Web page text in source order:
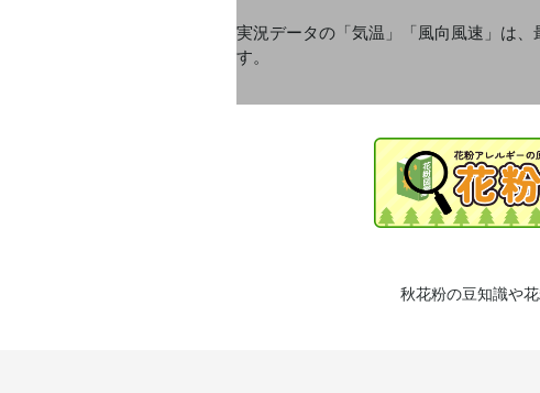
実況データの「気温」「風向風速」は、
す。
秋花粉の豆知識や